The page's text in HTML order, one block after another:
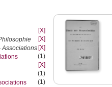
[X]
[X]
Associations [X]
(1)
[X]
(1)
(1)